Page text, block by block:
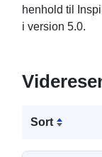
henhold til
i version 5.0.
Sort